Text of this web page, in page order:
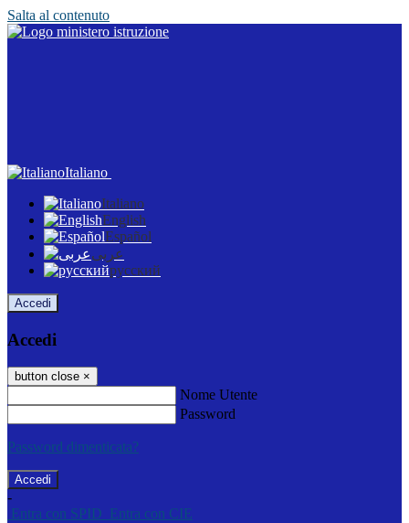
Salta al contenuto
Italiano
Italiano
English
Español
عربى
русский
Accedi
Accedi
button close ×
Nome Utente
Password
Password dimenticata?
-
Entra con SPID Entra con CIE